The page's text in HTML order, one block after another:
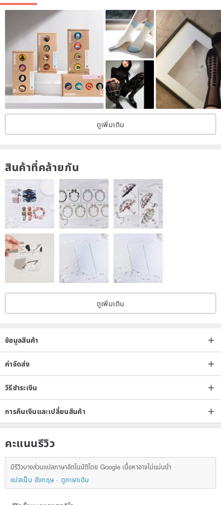
ดูเพิ่มเติม
สินค้าที่คล้ายกัน
ดูเพิ่มเติม
ข้อมูลสินค้า
ค่าจัดส่ง
วิธีชำระเงิน
การคืนเงินและเปลี่ยนสินค้า
คะแนนรีวิว
มีรีวิวบางส่วนแปลภาษาอัตโนมัติโดย Google เนื้อหาอาจไม่แม่นยำ
แปลเป็น อังกฤษ
ดูภาษาเดิม